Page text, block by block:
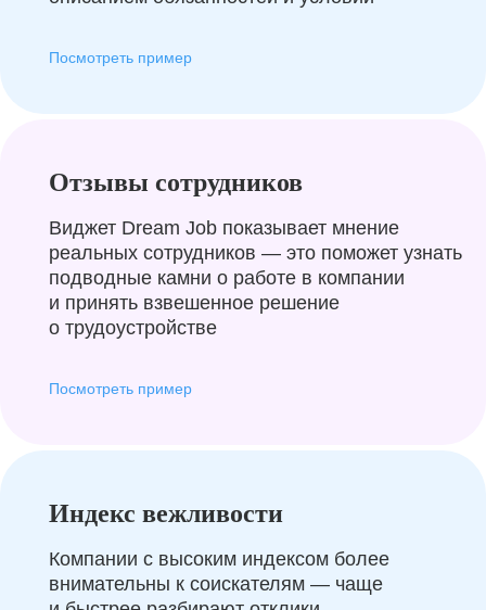
Посмотреть пример
Отзывы сотрудников
Виджет Dream Job показывает мнение
реальных сотрудников — это поможет узнать
подводные камни о работе в компании
и принять взвешенное решение
о трудоустройстве
Посмотреть пример
Индекс вежливости
Компании с высоким индексом более
внимательны к соискателям — чаще